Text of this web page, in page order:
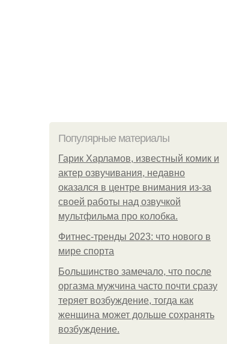
Популярные материалы
Гарик Харламов, известный комик и
актер озвучивания, недавно
оказался в центре внимания из-за
своей работы над озвучкой
мультфильма про колобка.
Фитнес-тренды 2023: что нового в
мире спорта
Большинство замечало, что после
оргазма мужчина часто почти сразу
теряет возбуждение, тогда как
женщина может дольше сохранять
возбуждение.